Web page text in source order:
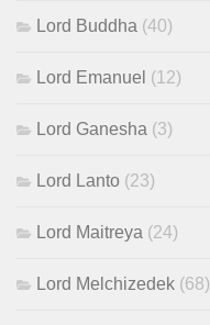
Lord Buddha (40)
Lord Emanuel (12)
Lord Ganesha (3)
Lord Lanto (23)
Lord Maitreya (24)
Lord Melchizedek (68)